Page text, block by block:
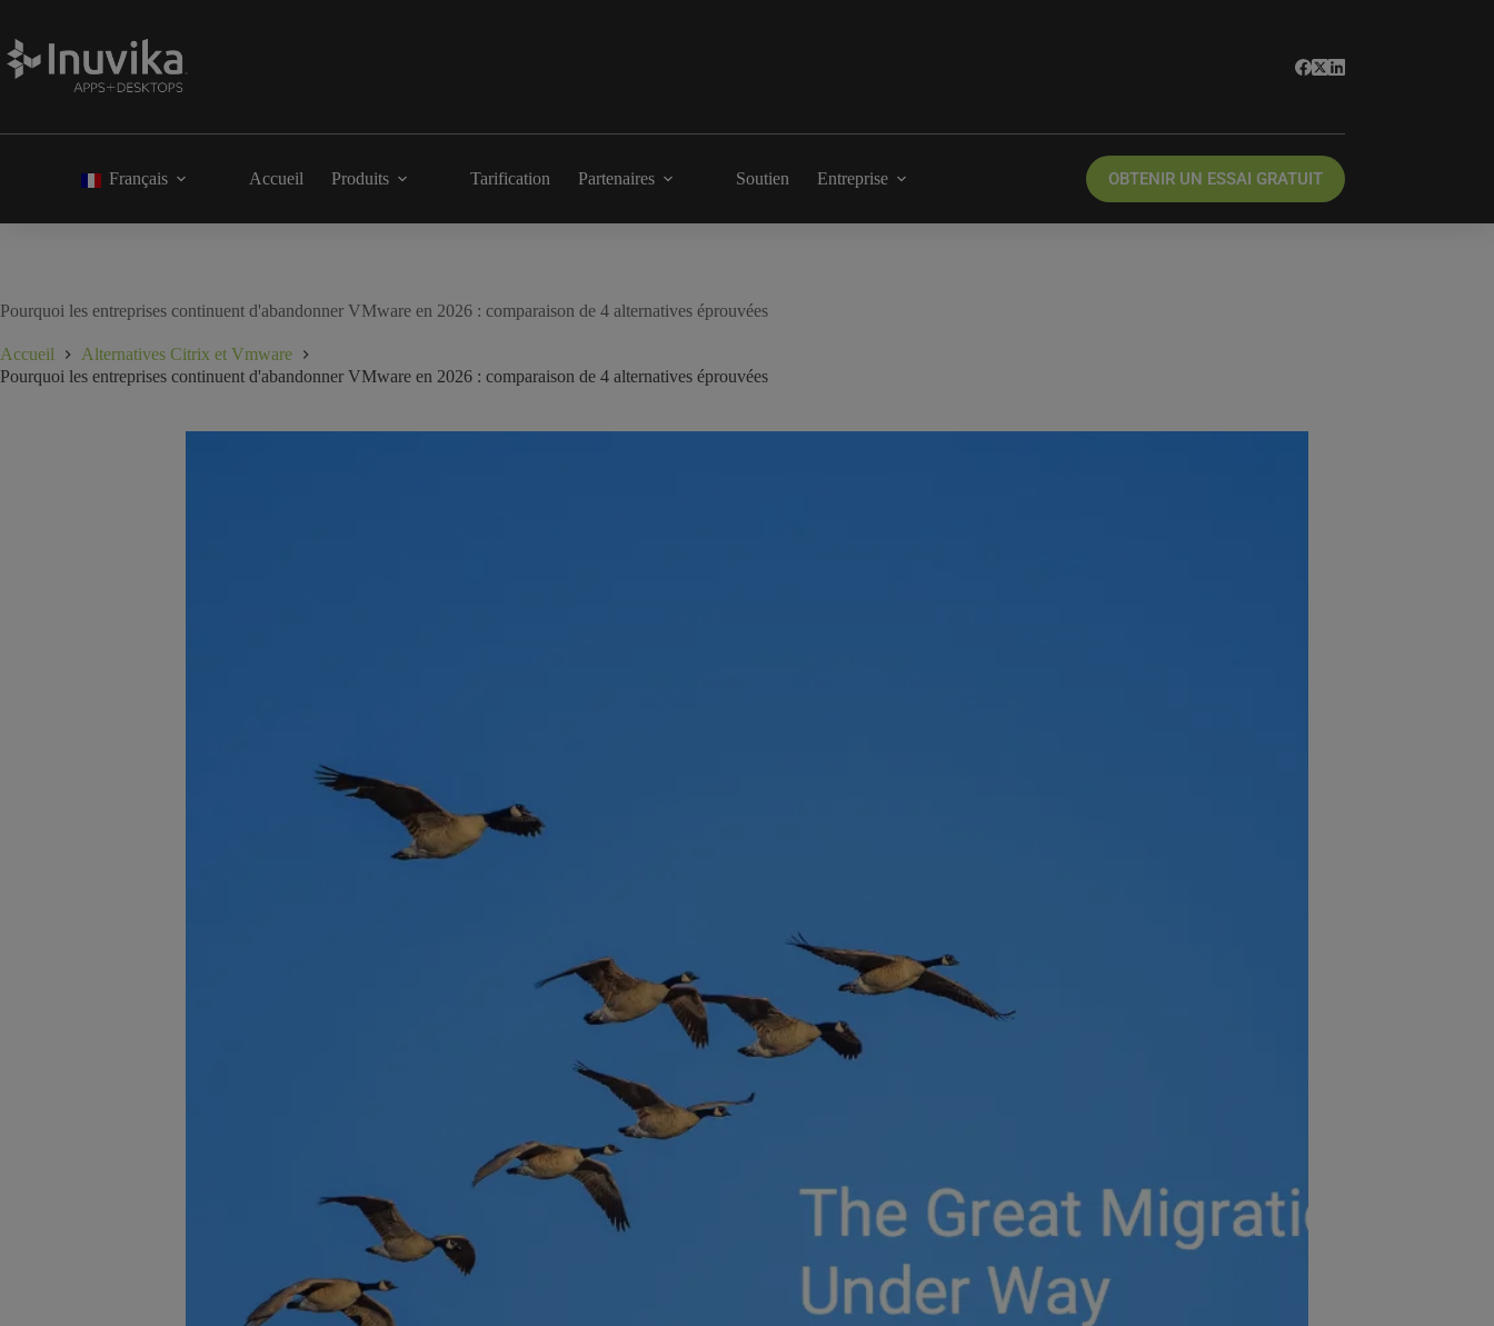
Français Accueil Produits Tarification Partenaires Soutien Entreprise OBTENIR UN ESSAI GRATUIT
Pourquoi les entreprises continuent d'abandonner VMware en 2026 : comparaison de 4 alternatives éprouvées
Accueil
Alternatives Citrix et Vmware
Pourquoi les entreprises continuent d'abandonner VMware en 2026 : comparaison de 4 alternatives éprouvées